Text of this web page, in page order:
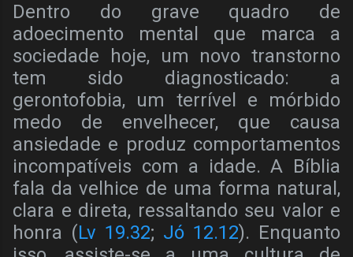
Dentro do grave quadro de
adoecimento mental que marca a
sociedade hoje, um novo transtorno
tem sido diagnosticado: a
gerontofobia, um terrível e mórbido
medo de envelhecer, que causa
ansiedade e produz comportamentos
incompatíveis com a idade. A Bíblia
fala da velhice de uma forma natural,
clara e direta, ressaltando seu valor e
honra (Lv 19.32; Jó 12.12). Enquanto